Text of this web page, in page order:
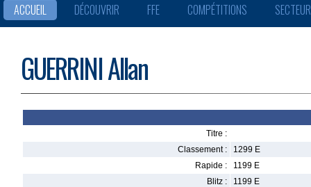
ACCUEIL DÉCOUVRIR FFE COMPÉTITIONS
GUERRINI Allan
Titre :
Classement :
1299 E
Rapide :
1199 E
Blitz :
1199 E